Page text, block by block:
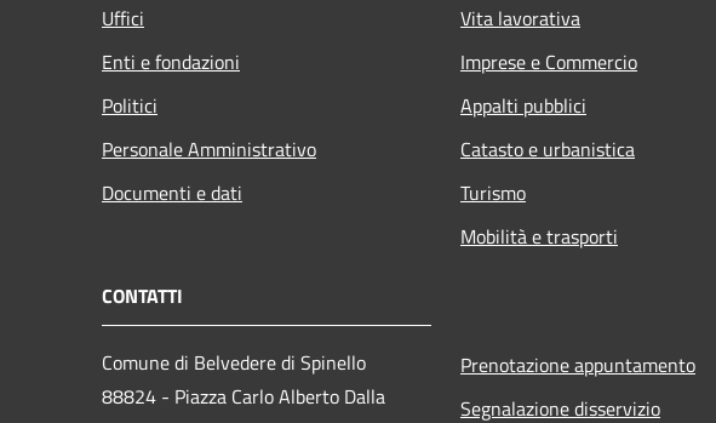
Uffici
Enti e fondazioni
Politici
Personale Amministrativo
Documenti e dati
Vita lavorativa
Imprese e Commercio
Appalti pubblici
Catasto e urbanistica
Turismo
Mobilità e trasporti
CONTATTI
Comune di Belvedere di Spinello
88824 - Piazza Carlo Alberto Dalla
Prenotazione appuntamento
Segnalazione disservizio